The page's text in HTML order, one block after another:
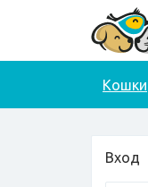
Кошки
Вход